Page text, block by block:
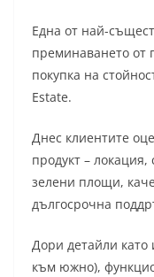
Една от най-
преминаването от
покупка на
Estate.
Днес клиентите
продукт –
зелени площи,
дългосрочна
Дори детайли като
към южно),